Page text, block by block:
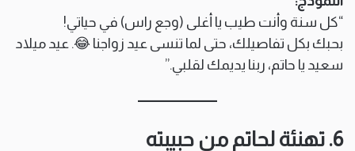
“كل سنة وأنت طيب يا أغلى (وجع راس) في حياتي!
بحبك بكل تفاصيلك، حتى لما تنسى عيد زواجنا 😂. عيد ميلاد
سعيد يا حاتم، ربنا يديمك لقلبي.”
6. تهنئة لحاتم من حبيبته